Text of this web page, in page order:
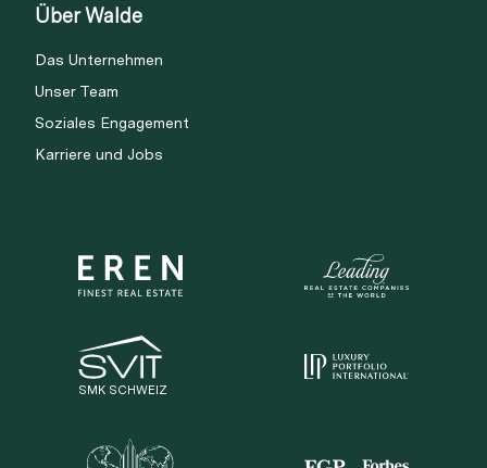
Über Walde
Das Unternehmen
Unser Team
Soziales Engagement
Karriere und Jobs
SMK SCHWEIZ